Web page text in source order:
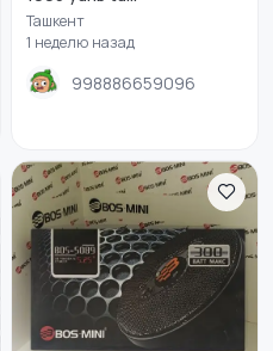
Ташкент
1 неделю назад
998886659096